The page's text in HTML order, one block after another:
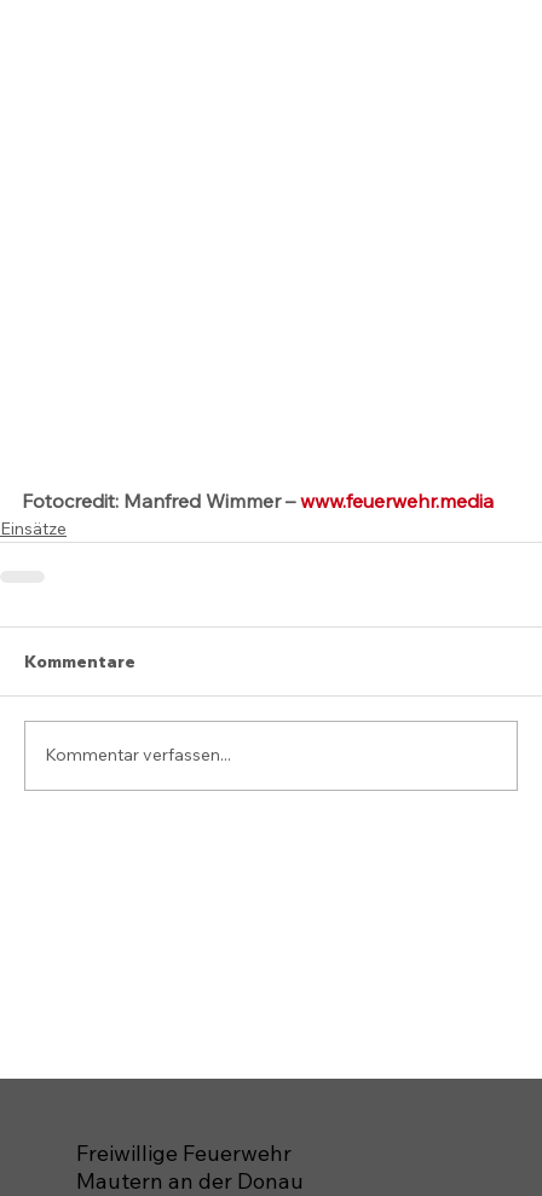
Fotocredit: Manfred Wimmer – www.feuerwehr.media
Einsätze
Kommentare
Kommentar verfassen...
Freiwillige Feuerwehr
Mautern an der Donau